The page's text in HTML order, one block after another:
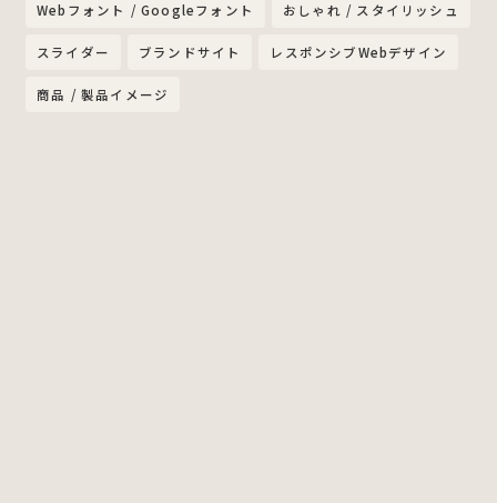
Webフォント / Googleフォント おしゃれ / スタイリッシュ
スライダー ブランドサイト レスポンシブWebデザイン
商品 / 製品イメージ